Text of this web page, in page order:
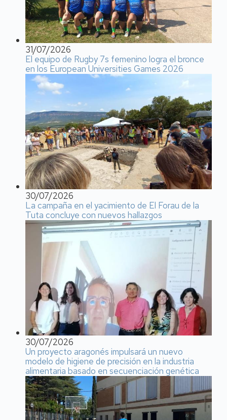
31/07/2026
El equipo de Rugby 7s femenino logra el bronce
en los European Universities Games 2026
30/07/2026
La campaña en el yacimiento de El Forau de la
Tuta concluye con nuevos hallazgos
30/07/2026
Un proyecto aragonés impulsará un nuevo
modelo de higiene de precisión en la industria
alimentaria basado en secuenciación genética